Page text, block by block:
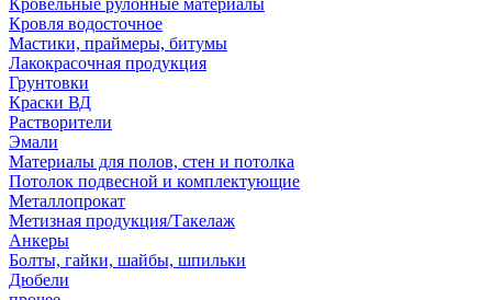
Кровельные рулонные материалы
Кровля водосточное
Мастики, праймеры, битумы
Лакокрасочная продукция
Грунтовки
Краски ВД
Растворители
Эмали
Материалы для полов, стен и потолка
Потолок подвесной и комплектующие
Металлопрокат
Метизная продукция/Такелаж
Анкеры
Болты, гайки, шайбы, шпильки
Дюбели